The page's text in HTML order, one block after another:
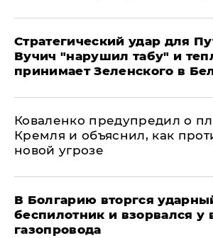
Стратегический удар для
Вучич "нарушил табу" и
принимает Зеленского в
Коваленко предупредил о
Кремля и объяснил, как
новой угрозе
В Болгарию вторгся
беспилотник и взорвался у
газопровода